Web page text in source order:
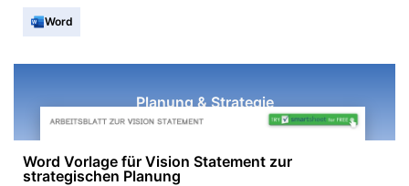
Word
Planung & Strategie
Word Vorlage für Vision Statement zur
strategischen Planung